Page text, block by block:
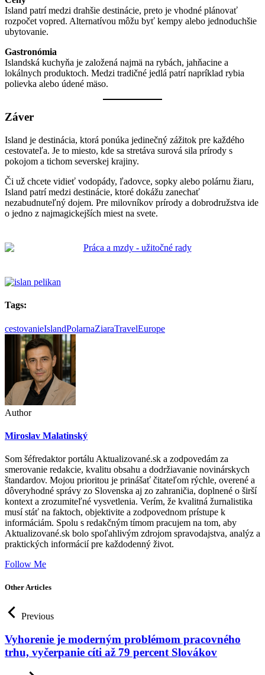
Island patrí medzi drahšie destinácie, preto je vhodné plánovať
rozpočet vopred. Alternatívou môžu byť kempy alebo jednoduchšie
ubytovanie.
Gastronómia
Islandská kuchyňa je založená najmä na rybách, jahňacine a
lokálnych produktoch. Medzi tradičné jedlá patrí napríklad rybia
polievka alebo údené mäso.
Záver
Island je destinácia, ktorá ponúka jedinečný zážitok pre každého
cestovateľa. Je to miesto, kde sa stretáva surová sila prírody s
pokojom a tichom severskej krajiny.
Či už chcete vidieť vodopády, ľadovce, sopky alebo polárnu žiaru,
Island patrí medzi destinácie, ktoré dokážu zanechať
nezabudnuteľný dojem. Pre milovníkov prírody a dobrodružstva ide
o jedno z najmagickejších miest na svete.
Tags:
cestovanieIslandPolarnaZiaraTravelEurope
Author
Miroslav Malatinský
Som šéfredaktor portálu Aktualizované.sk a zodpovedám za
smerovanie redakcie, kvalitu obsahu a dodržiavanie novinárskych
štandardov. Mojou prioritou je prinášať čitateľom rýchle, overené a
dôveryhodné správy zo Slovenska aj zo zahraničia, doplnené o širší
kontext a zrozumiteľné vysvetlenia. Verím, že kvalitná žurnalistika
musí stáť na faktoch, objektivite a zodpovednom prístupe k
informáciám. Spolu s redakčným tímom pracujem na tom, aby
Aktualizované.sk bolo spoľahlivým zdrojom spravodajstva, analýz a
praktických informácií pre každodenný život.
Follow Me
Other Articles
Previous
Vyhorenie je moderným problémom pracovného
trhu, vyčerpanie cíti až 79 percent Slovákov